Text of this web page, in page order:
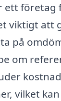
ett företag
viktigt att
på
om
vilket